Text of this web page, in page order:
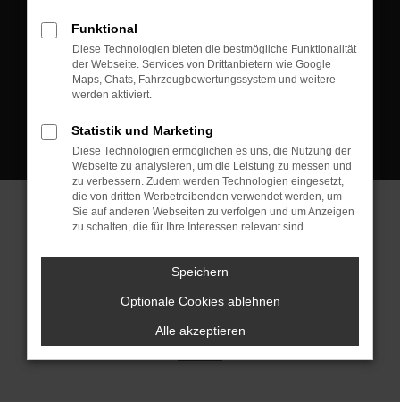
Kontakt:
Tel.: +49 3745 760 90 20
Fax: +49 3745 760 90 21
Mail: fj@jakob-trading.com
Cookie Einstellungen
© 2026 Jakob Trading GmbH | Neustädter Straße 1 | DE-08223
Neustadt/Vogtland | fj@jakob-trading.com | Webdesign by audaris.de
Funktional
Diese Technologien bieten die bestmögliche Funktionalität
der Webseite. Services von Drittanbietern wie Google
Maps, Chats, Fahrzeugbewertungssystem und weitere
werden aktiviert.
Statistik und Marketing
Diese Technologien ermöglichen es uns, die Nutzung der
Webseite zu analysieren, um die Leistung zu messen und
zu verbessern. Zudem werden Technologien eingesetzt,
die von dritten Werbetreibenden verwendet werden, um
Sie auf anderen Webseiten zu verfolgen und um Anzeigen
zu schalten, die für Ihre Interessen relevant sind.
Speichern
Optionale Cookies ablehnen
Alle akzeptieren